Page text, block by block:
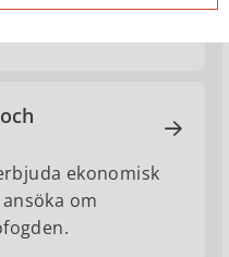
dödsfallet kan
ekonomisk
om